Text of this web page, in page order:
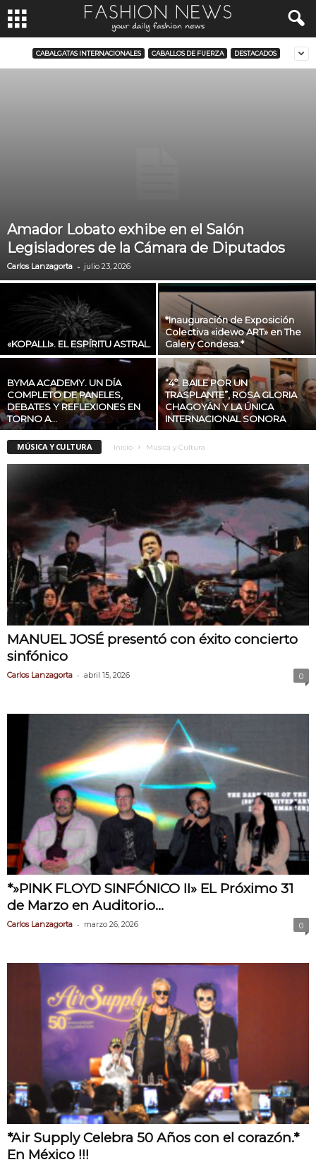
CABALGATAS INTERNACIONALES CABALLOS DE FUERZA DESTACADOS
Amador Lobato exhibe en el Salón
Legisladores de la Cámara de Diputados
Carlos Lanzagorta - julio 23, 2026
«KOPALLI». EL ESPÍRITU ASTRAL.
*Inauguración de Exposición
Colectiva «idewo ART» en The
Galery Condesa.*
BYMA ACADEMY. UN DÍA
COMPLETO DE PANELES,
DEBATES Y REFLEXIONES EN
TORNO A...
“4º. BAILE POR UN
TRASPLANTE”, ROSA GLORIA
CHAGOYÁN Y LA ÚNICA
INTERNACIONAL SONORA
MÚSICA Y CULTURA Inicio Música y Cultura
MANUEL JOSÉ presentó con éxito concierto
sinfónico
Carlos Lanzagorta - abril 15, 2026 0
*»PINK FLOYD SINFÓNICO II» EL Próximo 31
de Marzo en Auditorio...
Carlos Lanzagorta - marzo 26, 2026 0
*Air Supply Celebra 50 Años con el corazón.*
En México !!!